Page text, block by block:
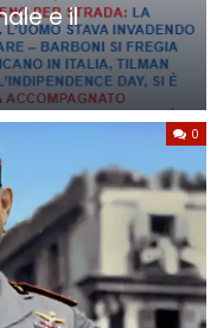
e il
0